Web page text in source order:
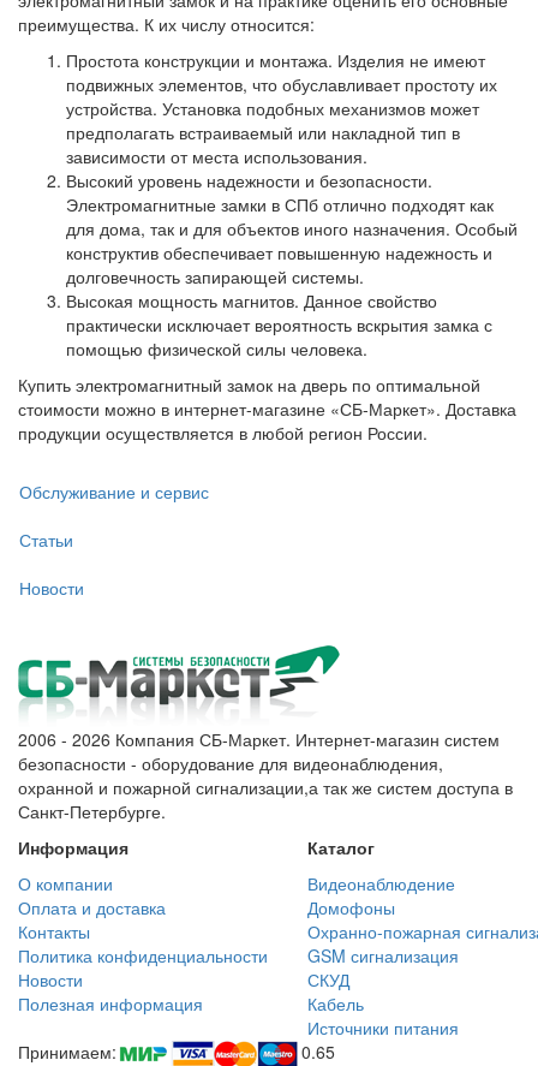
преимущества. К их числу относится:
Простота конструкции и монтажа. Изделия не имеют
подвижных элементов, что обуславливает простоту их
устройства. Установка подобных механизмов может
предполагать встраиваемый или накладной тип в
зависимости от места использования.
Высокий уровень надежности и безопасности.
Электромагнитные замки в СПб отлично подходят как
для дома, так и для объектов иного назначения. Особый
конструктив обеспечивает повышенную надежность и
долговечность запирающей системы.
Высокая мощность магнитов. Данное свойство
практически исключает вероятность вскрытия замка с
помощью физической силы человека.
Купить электромагнитный замок на дверь по оптимальной
стоимости можно в интернет-магазине «СБ-Маркет». Доставка
продукции осуществляется в любой регион России.
Обслуживание и сервис
Статьи
Новости
2006 - 2026 Компания СБ-Маркет. Интернет-магазин систем
безопасности - оборудование для видеонаблюдения,
охранной и пожарной сигнализации,а так же систем доступа в
Санкт-Петербурге.
Информация
Каталог
О компании
Видеонаблюдение
Оплата и доставка
Домофоны
Контакты
Охранно-пожарная
Политика конфиденциальности
GSM сигнализация
Новости
СКУД
Полезная информация
Кабель
Источники питания
Принимаем:
0.65